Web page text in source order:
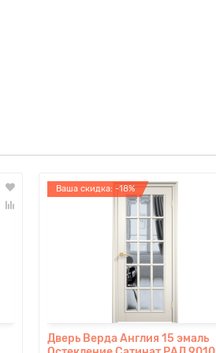
Ваша скидка: -18%
Дверь Верда Англия 15 эмаль